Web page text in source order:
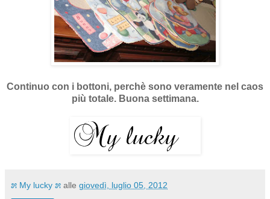
Continuo con i bottoni, perchè sono veramente nel caos
più totale. Buona settimana.
೫ My lucky ೫ alle giovedì, luglio 05, 2012